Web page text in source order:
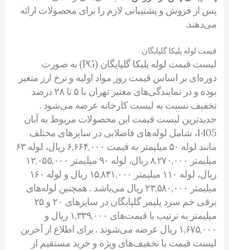
پس از فروش و پشتیبانی لازم را برای محصولات ارائه
می‌دهند.
قیمت لوله پلیکا گلپایگان
لیست قیمت لوله پلیکا گلپایگان (PG) به صورت
دوره‌ای بر اساس قیمت روز مواد اولیه و نرخ ارز متغیر
بوده و در نمایندگی‌های معتبر تهران با ۵ تا ۲۸ درصد
تخفیف نسبت به لیست کارخانه عرضه می‌شود .
جدیدترین لیست قیمت این محصولات مربوط به آبان
1405، شامل لوله‌های فاضلابی در سایزهای مختلف
مانند لوله ۵۰ میلیمتر به قیمت ۶,۶۶۴,۰۰۰ ریال، لوله ۶۳
میلیمتر ۸,۲۷۰,۰۰۰ ریال، لوله ۹۰ میلیمتر ۱۲,۰۵۵,۰۰۰
ریال، لوله ۱۱۰ میلیمتر ۱۵,۸۴۱,۰۰۰ ریال و لوله ۱۶۰
میلیمتر ۲۳,۵۸۰,۰۰۰ ریال می‌باشد . همچنین لوله‌های
برقی خم سرد پلیمر گلپایگان در سایزهای ۲۰ و ۲۵
میلیمتر به ترتیب با قیمت‌های ۱,۳۳۹,۰۰۰ ریال و
۱,۶۷۵,۰۰۰ ریال عرضه می‌شوند . برای اطلاع از آخرین
لیست قیمت با تخفیف‌های ویژه و خرید مستقیم از